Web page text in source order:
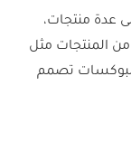
عدة منتجات،
المنتجات مثل
تصمم